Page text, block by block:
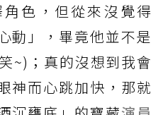
色，但從來沒覺得
動」，畢竟他並不是
~)；真的沒想到我會
神而心跳加快，那就